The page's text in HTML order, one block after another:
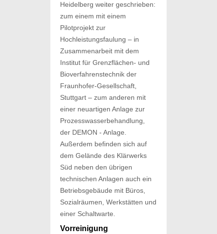
Heidelberg weiter geschrieben:
zum einem mit einem
Pilotprojekt zur
Hochleistungsfaulung – in
Zusammenarbeit mit dem
Institut für Grenzflächen- und
Bioverfahrenstechnik der
Fraunhofer-Gesellschaft,
Stuttgart – zum anderen mit
einer neuartigen Anlage zur
Prozesswasserbehandlung,
der DEMON - Anlage.
Außerdem befinden sich auf
dem Gelände des Klärwerks
Süd neben den übrigen
technischen Anlagen auch ein
Betriebsgebäude mit Büros,
Sozialräumen, Werkstätten und
einer Schaltwarte.
Vorreinigung